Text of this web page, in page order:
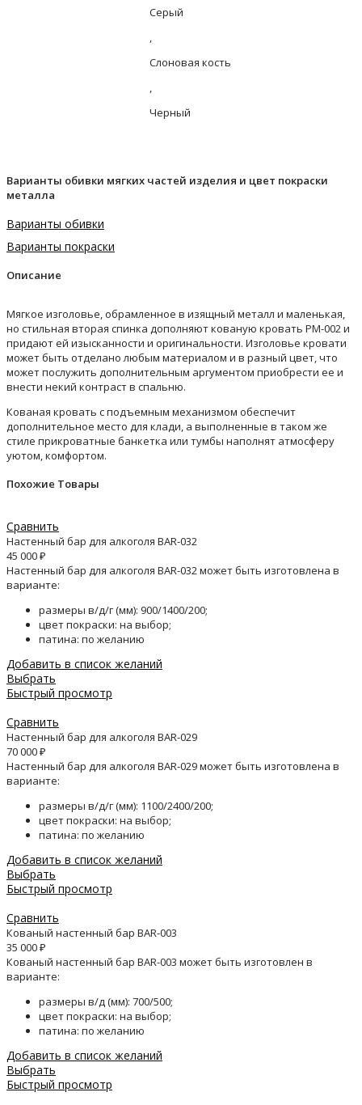
Серый
,
Слоновая кость
,
Черный
Варианты обивки мягких частей изделия и цвет покраски
металла
Варианты обивки
Варианты покраски
Описание
Мягкое изголовье, обрамленное в изящный металл и маленькая,
но стильная вторая спинка дополняют кованую кровать РМ-002 и
придают ей изысканности и оригинальности. Изголовье кровати
может быть отделано любым материалом и в разный цвет, что
может послужить дополнительным аргументом приобрести ее и
внести некий контраст в спальню.
Кованая кровать с подъемным механизмом обеспечит
дополнительное место для клади, а выполненные в таком же
стиле прикроватные банкетка или тумбы наполнят атмосферу
уютом, комфортом.
Похожие Товары
Сравнить
Настенный бар для алкоголя BAR-032
45 000₽
Настенный бар для алкоголя BAR-032 может быть изготовлена в
варианте:
размеры в/д/г (мм): 900/1400/200;
цвет покраски: на выбор;
патина: по желанию
Добавить в список желаний
Выбрать
Быстрый просмотр
Сравнить
Настенный бар для алкоголя BAR-029
70 000₽
Настенный бар для алкоголя BAR-029 может быть изготовлена в
варианте:
размеры в/д/г (мм): 1100/2400/200;
цвет покраски: на выбор;
патина: по желанию
Добавить в список желаний
Выбрать
Быстрый просмотр
Сравнить
Кованый настенный бар BAR-003
35 000₽
Кованый настенный бар BAR-003 может быть изготовлен в
варианте:
размеры в/д (мм): 700/500;
цвет покраски: на выбор;
патина: по желанию
Добавить в список желаний
Выбрать
Быстрый просмотр